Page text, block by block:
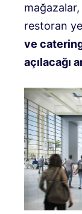
restoran
ve
açılacağı